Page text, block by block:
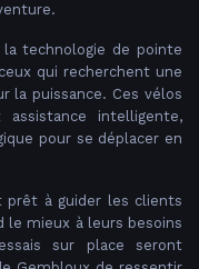
technologie de pointe
qui recherchent une
la puissance. Ces vélos
intelligente,
pour se déplacer en
prêt à guider les clients
le mieux à leurs besoins
sur place seront